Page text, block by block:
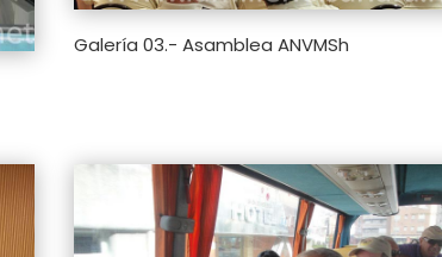
Galería 03.- Asamblea ANVMSh